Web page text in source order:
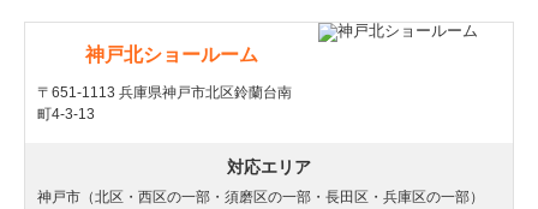
神戸北ショールーム
〒651-1113 兵庫県神戸市北区鈴蘭台南
町4-3-13
対応エリア
神戸市（北区・西区の一部・須磨区の一部・長田区・兵庫区の一部）